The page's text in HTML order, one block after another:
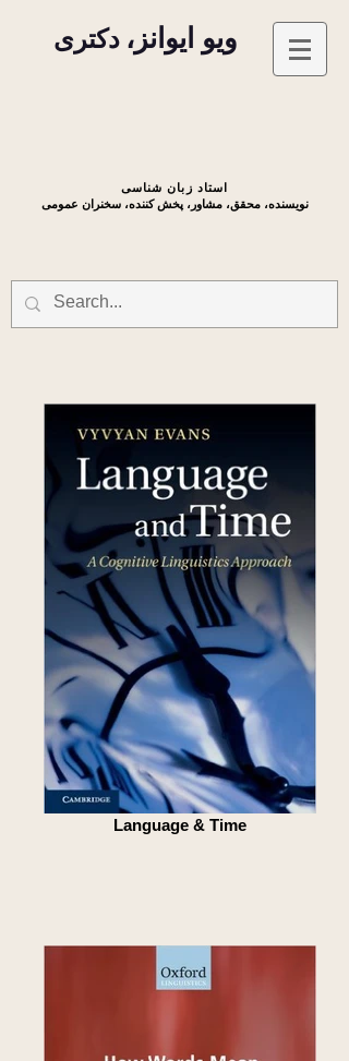
ویو ایوانز، دکتری
استاد زبان شناسی
نویسنده، محقق، مشاور، پخش کننده، سخنران عمومی
Language & Time